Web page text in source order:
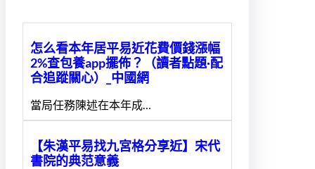
怎么看本年居平易近花費價錢漲幅
2%查包養app擺佈？（讀者點題·配
合追蹤關心）_中國網
當局任務陳述在本年成…
【朱漢平易找九宮格分享近】宋代
書院的典范意義